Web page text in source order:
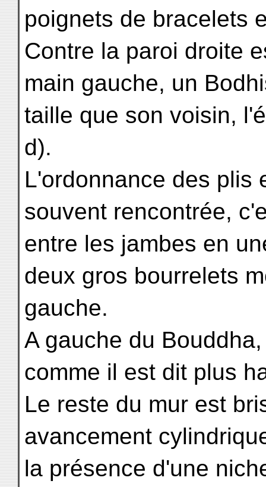
poignets de bracelets
Contre la paroi droite
main gauche, un
taille que son voisin,
d).
L'ordonnance des plis
souvent rencontrée,
entre les jambes en
deux gros bourrelets
gauche.
A gauche du
comme il est dit plus
Le reste du mur est
avancement
la présence d'une